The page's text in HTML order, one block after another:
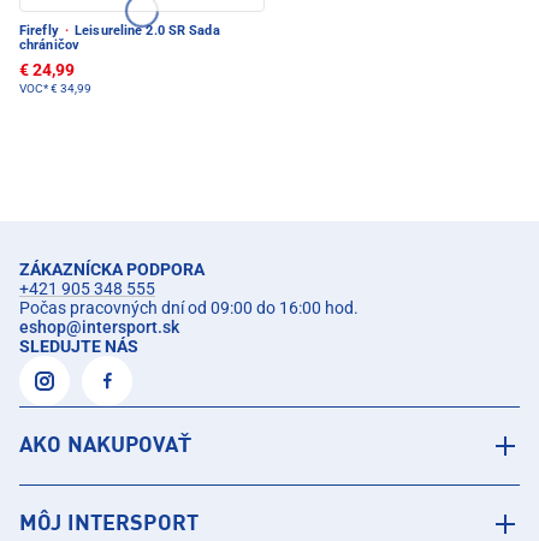
Firefly · Leisureline 2.0 SR Sada
chráničov
€ 24,99
VOC*€ 34,99
ZÁKAZNÍCKA PODPORA
+421 905 348 555
Počas pracovných dní od 09:00 do 16:00 hod.
eshop@intersport.sk
SLEDUJTE NÁS
AKO NAKUPOVAŤ
MÔJ INTERSPORT